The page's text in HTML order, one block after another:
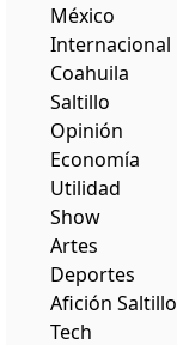
México
Internacional
Coahuila
Saltillo
Opinión
Economía
Utilidad
Show
Artes
Deportes
Afición Saltillo
Tech